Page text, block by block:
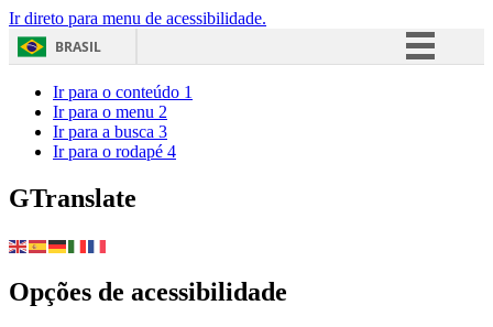
Ir direto para menu de acessibilidade.
BRASIL
Ir para o conteúdo 1
Ir para o menu 2
Ir para a busca 3
Ir para o rodapé 4
GTranslate
Opções de acessibilidade